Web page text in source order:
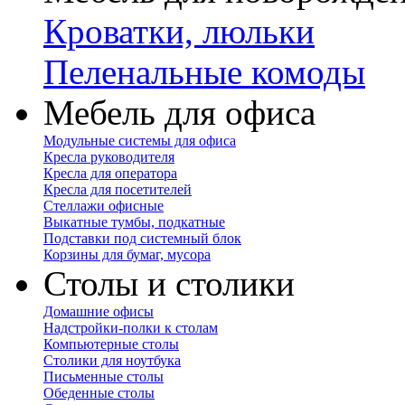
Кроватки, люльки
Пеленальные комоды
Мебель для офиса
Модульные системы для офиса
Кресла руководителя
Кресла для оператора
Кресла для посетителей
Стеллажи офисные
Выкатные тумбы, подкатные
Подставки под системный блок
Корзины для бумаг, мусора
Столы и столики
Домашние офисы
Надстройки-полки к столам
Компьютерные столы
Столики для ноутбука
Письменные столы
Обеденные столы